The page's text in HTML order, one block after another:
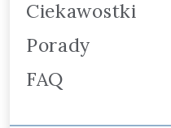
Ciekawostki
Porady
FAQ